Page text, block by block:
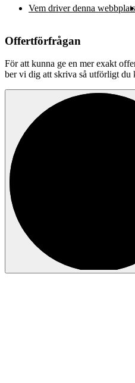
Vem driver denna
Offertförfrågan
För att kunna ge en mer exakt
ber vi dig att skriva så utförligt du